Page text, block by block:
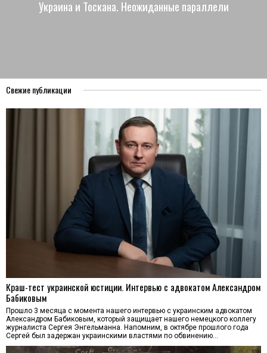
Украина и Тоскана. Неожиданные параллели
Свежие публикации
Краш-тест украинской юстиции. Интервью с адвокатом Александром
Бабиковым
Прошло 3 месяца с момента нашего интервью с украинским адвокатом
Александром Бабиковым, который защищает нашего немецкого коллегу
журналиста Сергея Энгельманна. Напомним, в октябре прошлого года
Сергей был задержан украинскими властями по обвинению…